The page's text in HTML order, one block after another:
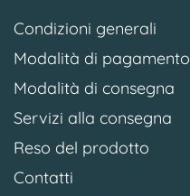
Condizioni generali
Modalità di pagamento
Modalità di consegna
Servizi alla consegna
Reso del prodotto
Contatti